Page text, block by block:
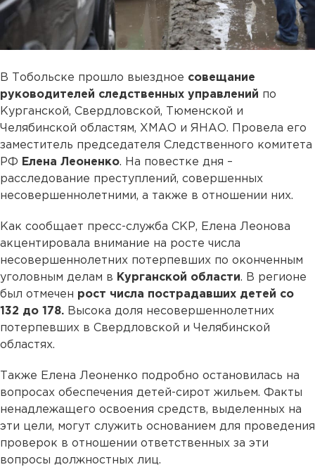
В Тобольске прошло выездное совещание
руководителей следственных управлений по
Курганской, Свердловской, Тюменской и
Челябинской областям, ХМАО и ЯНАО. Провела его
заместитель председателя Следственного комитета
РФ Елена Леоненко. На повестке дня –
расследование преступлений, совершенных
несовершеннолетними, а также в отношении них.
Как сообщает пресс-служба СКР, Елена Леонова
акцентировала внимание на росте числа
несовершеннолетних потерпевших по оконченным
уголовным делам в Курганской области. В регионе
был отмечен рост числа пострадавших детей со
132 до 178. Высока доля несовершеннолетних
потерпевших в Свердловской и Челябинской
областях.
Также Елена Леоненко подробно остановилась на
вопросах обеспечения детей-сирот жильем. Факты
ненадлежащего освоения средств, выделенных на
эти цели, могут служить основанием для проведения
проверок в отношении ответственных за эти
вопросы должностных лиц.